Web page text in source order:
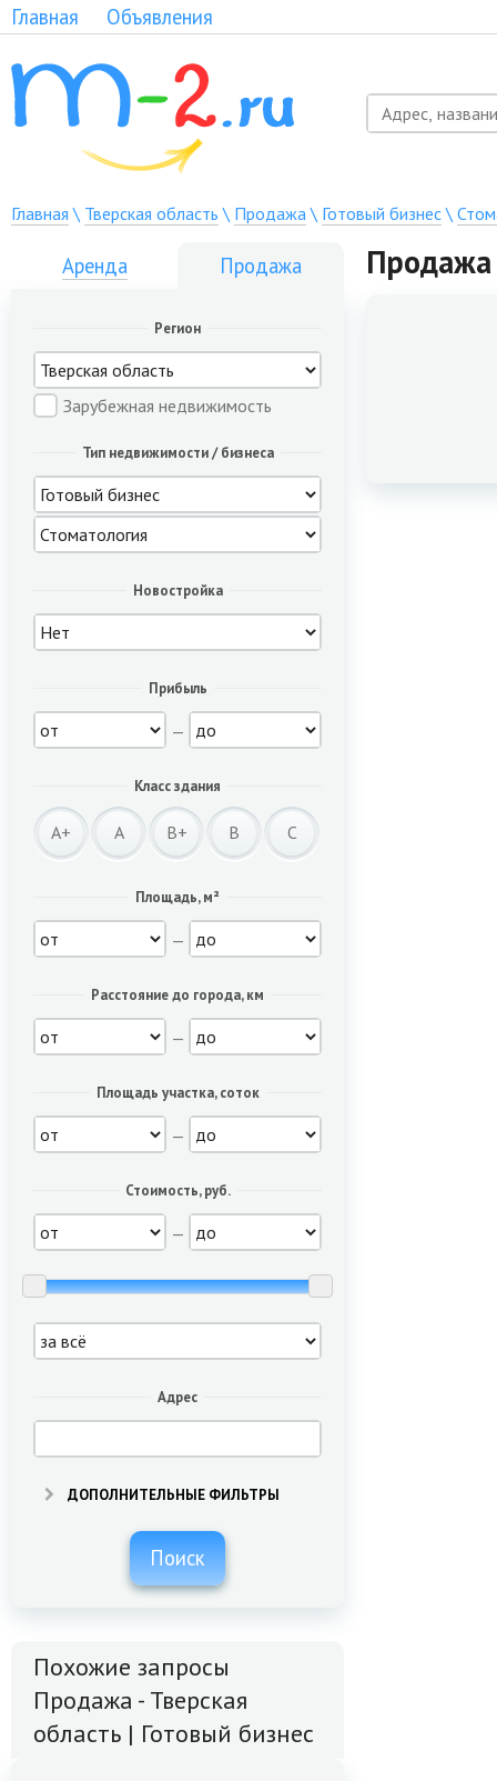
Главная Объявления
Главная \ Тверская область \ Продажа\ Готовый бизнес\
Аренда Продажа
Регион
Зарубежная недвижимость
Тип недвижимости / бизнеса
Новостройка
Прибыль
—
Класс здания
A+ A B+ B C
Площадь, м²
—
Расстояние до города, км
—
Площадь участка, соток
—
Стоимость, руб.
—
Адрес
ДОПОЛНИТЕЛЬНЫЕ ФИЛЬТРЫ
Поиск
Похожие запросы
Продажа - Тверская
область | Готовый бизнес
Продажа